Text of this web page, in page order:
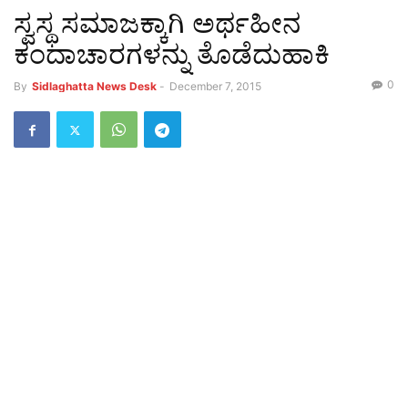
ಸ್ವಸ್ಥ ಸಮಾಜಕ್ಕಾಗಿ ಅರ್ಥಹೀನ
ಕಂದಾಚಾರಗಳನ್ನು ತೊಡೆದುಹಾಕಿ
By Sidlaghatta News Desk - December 7, 2015 0